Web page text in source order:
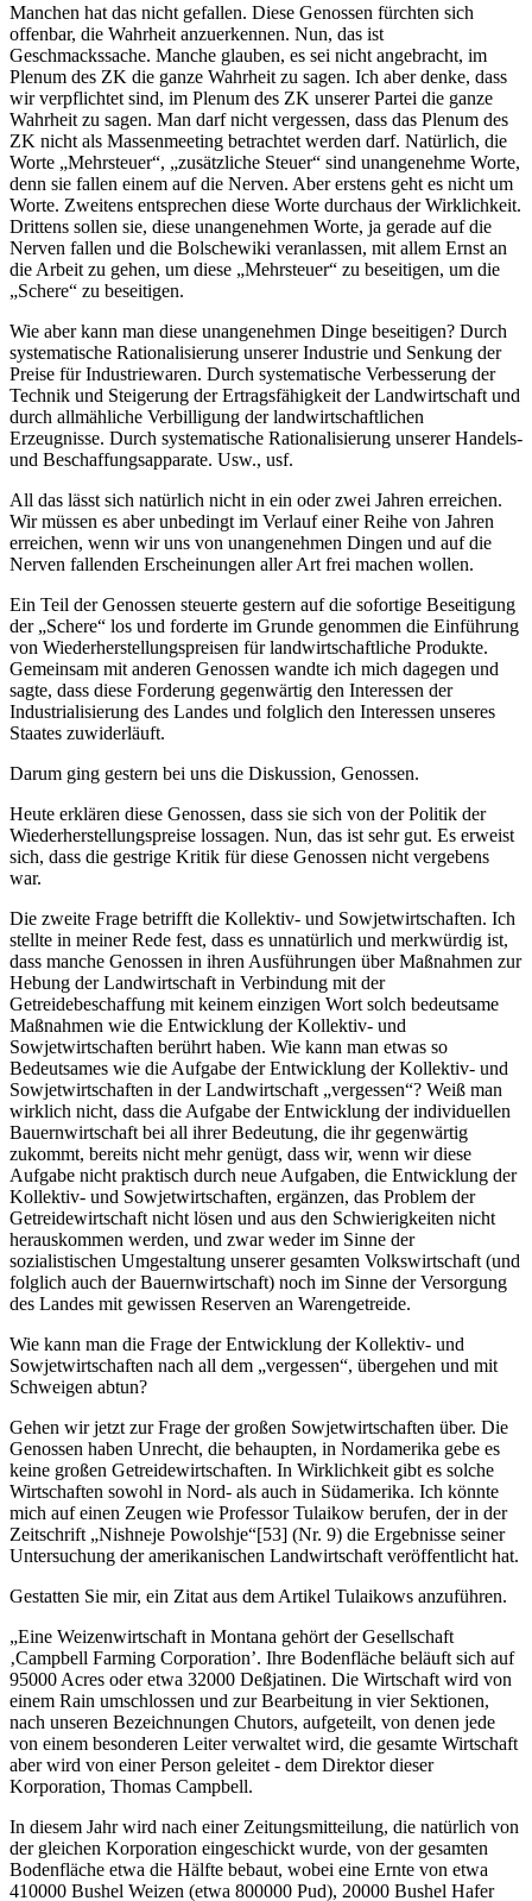
Manchen hat das nicht gefallen. Diese Genossen fürchten sich
offenbar, die Wahrheit anzuerkennen. Nun, das ist
Geschmackssache. Manche glauben, es sei nicht angebracht, im
Plenum des ZK die ganze Wahrheit zu sagen. Ich aber denke, dass
wir verpflichtet sind, im Plenum des ZK unserer Partei die ganze
Wahrheit zu sagen. Man darf nicht vergessen, dass das Plenum des
ZK nicht als Massenmeeting betrachtet werden darf. Natürlich, die
Worte „Mehrsteuer“, „zusätzliche Steuer“ sind unangenehme Worte,
denn sie fallen einem auf die Nerven. Aber erstens geht es nicht um
Worte. Zweitens entsprechen diese Worte durchaus der Wirklichkeit.
Drittens sollen sie, diese unangenehmen Worte, ja gerade auf die
Nerven fallen und die Bolschewiki veranlassen, mit allem Ernst an
die Arbeit zu gehen, um diese „Mehrsteuer“ zu beseitigen, um die
„Schere“ zu beseitigen.
Wie aber kann man diese unangenehmen Dinge beseitigen? Durch
systematische Rationalisierung unserer Industrie und Senkung der
Preise für Industriewaren. Durch systematische Verbesserung der
Technik und Steigerung der Ertragsfähigkeit der Landwirtschaft und
durch allmähliche Verbilligung der landwirtschaftlichen
Erzeugnisse. Durch systematische Rationalisierung unserer Handels-
und Beschaffungsapparate. Usw., usf.
All das lässt sich natürlich nicht in ein oder zwei Jahren erreichen.
Wir müssen es aber unbedingt im Verlauf einer Reihe von Jahren
erreichen, wenn wir uns von unangenehmen Dingen und auf die
Nerven fallenden Erscheinungen aller Art frei machen wollen.
Ein Teil der Genossen steuerte gestern auf die sofortige Beseitigung
der „Schere“ los und forderte im Grunde genommen die Einführung
von Wiederherstellungspreisen für landwirtschaftliche Produkte.
Gemeinsam mit anderen Genossen wandte ich mich dagegen und
sagte, dass diese Forderung gegenwärtig den Interessen der
Industrialisierung des Landes und folglich den Interessen unseres
Staates zuwiderläuft.
Darum ging gestern bei uns die Diskussion, Genossen.
Heute erklären diese Genossen, dass sie sich von der Politik der
Wiederherstellungspreise lossagen. Nun, das ist sehr gut. Es erweist
sich, dass die gestrige Kritik für diese Genossen nicht vergebens
war.
Die zweite Frage betrifft die Kollektiv- und Sowjetwirtschaften. Ich
stellte in meiner Rede fest, dass es unnatürlich und merkwürdig ist,
dass manche Genossen in ihren Ausführungen über Maßnahmen zur
Hebung der Landwirtschaft in Verbindung mit der
Getreidebeschaffung mit keinem einzigen Wort solch bedeutsame
Maßnahmen wie die Entwicklung der Kollektiv- und
Sowjetwirtschaften berührt haben. Wie kann man etwas so
Bedeutsames wie die Aufgabe der Entwicklung der Kollektiv- und
Sowjetwirtschaften in der Landwirtschaft „vergessen“? Weiß man
wirklich nicht, dass die Aufgabe der Entwicklung der individuellen
Bauernwirtschaft bei all ihrer Bedeutung, die ihr gegenwärtig
zukommt, bereits nicht mehr genügt, dass wir, wenn wir diese
Aufgabe nicht praktisch durch neue Aufgaben, die Entwicklung der
Kollektiv- und Sowjetwirtschaften, ergänzen, das Problem der
Getreidewirtschaft nicht lösen und aus den Schwierigkeiten nicht
herauskommen werden, und zwar weder im Sinne der
sozialistischen Umgestaltung unserer gesamten Volkswirtschaft (und
folglich auch der Bauernwirtschaft) noch im Sinne der Versorgung
des Landes mit gewissen Reserven an Warengetreide.
Wie kann man die Frage der Entwicklung der Kollektiv- und
Sowjetwirtschaften nach all dem „vergessen“, übergehen und mit
Schweigen abtun?
Gehen wir jetzt zur Frage der großen Sowjetwirtschaften über. Die
Genossen haben Unrecht, die behaupten, in Nordamerika gebe es
keine großen Getreidewirtschaften. In Wirklichkeit gibt es solche
Wirtschaften sowohl in Nord- als auch in Südamerika. Ich könnte
mich auf einen Zeugen wie Professor Tulaikow berufen, der in der
Zeitschrift „Nishneje Powolshje“[53] (Nr. 9) die Ergebnisse seiner
Untersuchung der amerikanischen Landwirtschaft veröffentlicht hat.
Gestatten Sie mir, ein Zitat aus dem Artikel Tulaikows anzuführen.
„Eine Weizenwirtschaft in Montana gehört der Gesellschaft
‚Campbell Farming Corporation’. Ihre Bodenfläche beläuft sich auf
95000 Acres oder etwa 32000 Deßjatinen. Die Wirtschaft wird von
einem Rain umschlossen und zur Bearbeitung in vier Sektionen,
nach unseren Bezeichnungen Chutors, aufgeteilt, von denen jede
von einem besonderen Leiter verwaltet wird, die gesamte Wirtschaft
aber wird von einer Person geleitet - dem Direktor dieser
Korporation, Thomas Campbell.
In diesem Jahr wird nach einer Zeitungsmitteilung, die natürlich von
der gleichen Korporation eingeschickt wurde, von der gesamten
Bodenfläche etwa die Hälfte bebaut, wobei eine Ernte von etwa
410000 Bushel Weizen (etwa 800000 Pud), 20000 Bushel Hafer